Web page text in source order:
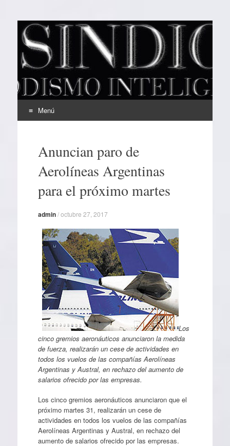
EL SINDICAL
Periodismo Inteligente
Menú
contenidoAnuncian paro de
Aerolíneas Argentinas
para el próximo martes
admin/octubre 27, 2017
Los
cinco gremios aeronáuticos anunciaron la medida
de fuerza, realizarán un cese de actividades en
todos los vuelos de las compañías Aerolíneas
Argentinas y Austral, en rechazo del aumento de
salarios ofrecido por las empresas.
Los cinco gremios aeronáuticos anunciaron que el
próximo martes 31, realizarán un cese de
actividades en todos los vuelos de las compañías
Aerolíneas Argentinas y Austral, en rechazo del
aumento de salarios ofrecido por las empresas.